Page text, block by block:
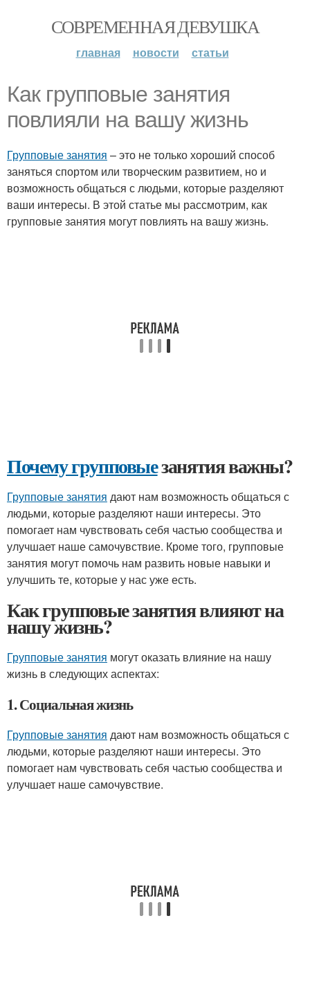
СОВРЕМЕННАЯ ДЕВУШКА
главная новости статьи
Как групповые занятия
повлияли на вашу жизнь
Групповые занятия – это не только хороший способ
заняться спортом или творческим развитием, но и
возможность общаться с людьми, которые разделяют
ваши интересы. В этой статье мы рассмотрим, как
групповые занятия могут повлиять на вашу жизнь.
Почему групповыезанятия важны?
Групповые занятия дают нам возможность общаться с
людьми, которые разделяют наши интересы. Это
помогает нам чувствовать себя частью сообщества и
улучшает наше самочувствие. Кроме того, групповые
занятия могут помочь нам развить новые навыки и
улучшить те, которые у нас уже есть.
Как групповые занятия влияют на
нашу жизнь?
Групповые занятия могут оказать влияние на нашу
жизнь в следующих аспектах:
1. Социальная жизнь
Групповые занятия дают нам возможность общаться с
людьми, которые разделяют наши интересы. Это
помогает нам чувствовать себя частью сообщества и
улучшает наше самочувствие.